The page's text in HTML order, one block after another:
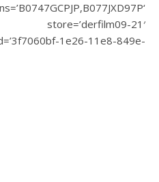
store=’derfilm09-21′
1e26-11e8-849e-